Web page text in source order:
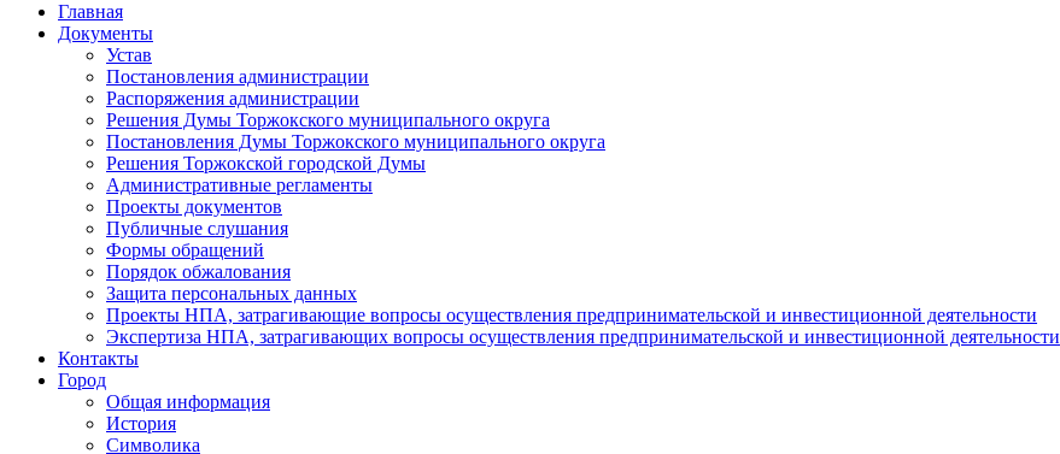
Главная
Документы
Устав
Постановления администрации
Распоряжения администрации
Решения Думы Торжокского муниципального округа
Постановления Думы Торжокского муниципального округа
Решения Торжокской городской Думы
Административные регламенты
Проекты документов
Публичные слушания
Формы обращений
Порядок обжалования
Защита персональных данных
Проекты НПА, затрагивающие вопросы осуществления предпринимательской и инвестиционной деятельности
Экспертиза НПА, затрагивающих вопросы осуществления предпринимательской и инвестиционной деятельности
Контакты
Город
Общая информация
История
Символика